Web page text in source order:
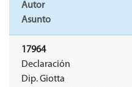
Autor
Asunto
17964
Declaración
Dip. Giotta